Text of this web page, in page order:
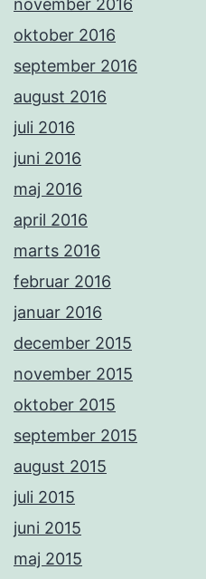
november 2016
oktober 2016
september 2016
august 2016
juli 2016
juni 2016
maj 2016
april 2016
marts 2016
februar 2016
januar 2016
december 2015
november 2015
oktober 2015
september 2015
august 2015
juli 2015
juni 2015
maj 2015